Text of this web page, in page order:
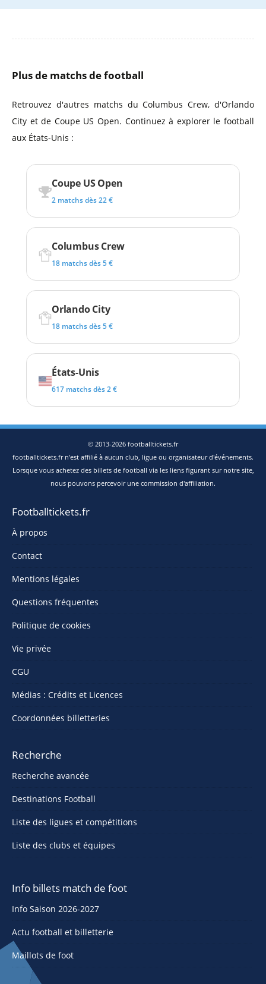
Plus de matchs de football
Retrouvez d'autres matchs du Columbus Crew, d'Orlando
City et de Coupe US Open. Continuez à explorer le football
aux États-Unis :
Coupe US Open
2 matchs dès 22 €
Columbus Crew
18 matchs dès 5 €
Orlando City
18 matchs dès 5 €
États-Unis
617 matchs dès 2 €
© 2013-2026 footballtickets.fr
footballtickets.fr n'est affilié à aucun club, ligue ou organisateur d'événements.
Lorsque vous achetez des billets de football via les liens figurant sur notre site,
nous pouvons percevoir une commission d'affiliation.
Footballtickets.fr
À propos
Contact
Mentions légales
Questions fréquentes
Politique de cookies
Vie privée
CGU
Médias : Crédits et Licences
Coordonnées billetteries
Recherche
Recherche avancée
Destinations Football
Liste des ligues et compétitions
Liste des clubs et équipes
Info billets match de foot
Info Saison 2026-2027
Actu football et billetterie
Maillots de foot